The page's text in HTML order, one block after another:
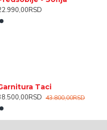
Taci
43.800,00RSD